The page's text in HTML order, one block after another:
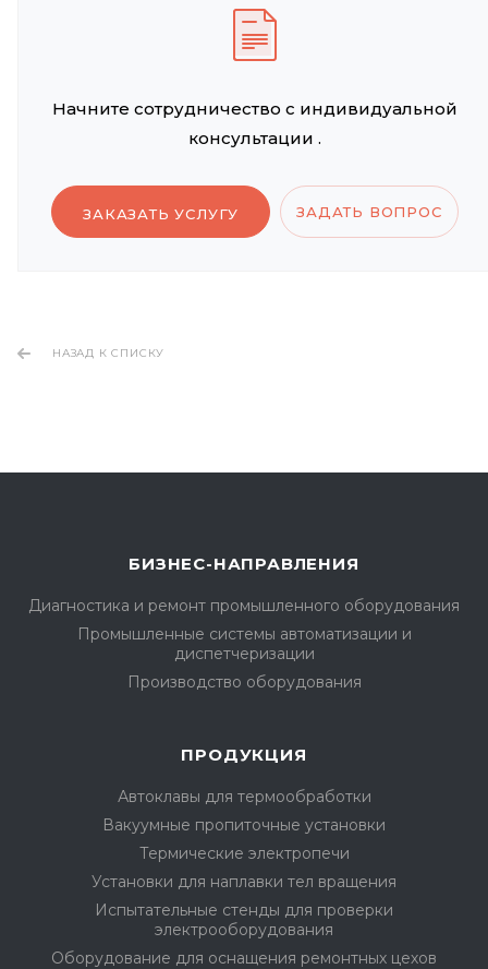
Начните сотрудничество с индивидуальной
консультации .
ЗАКАЗАТЬ УСЛУГУ ЗАДАТЬ ВОПРОС
НАЗАД К СПИСКУ
БИЗНЕС-НАПРАВЛЕНИЯ
Диагностика и ремонт промышленного оборудования
Промышленные системы автоматизации и
диспетчеризации
Производство оборудования
ПРОДУКЦИЯ
Автоклавы для термообработки
Вакуумные пропиточные установки
Термические электропечи
Установки для наплавки тел вращения
Испытательные стенды для проверки
электрооборудования
Оборудование для оснащения ремонтных цехов